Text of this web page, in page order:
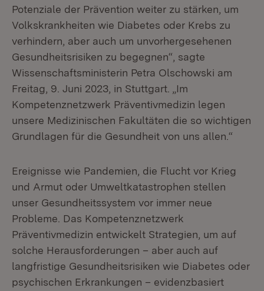
Potenziale der Prävention weiter zu stärken, um
Volkskrankheiten wie Diabetes oder Krebs zu
verhindern, aber auch um unvorhergesehenen
Gesundheitsrisiken zu begegnen“, sagte
Wissenschaftsministerin Petra Olschowski am
Freitag, 9. Juni 2023, in Stuttgart. „Im
Kompetenznetzwerk Präventivmedizin legen
unsere Medizinischen Fakultäten die so wichtigen
Grundlagen für die Gesundheit von uns allen.“
Ereignisse wie Pandemien, die Flucht vor Krieg
und Armut oder Umweltkatastrophen stellen
unser Gesundheitssystem vor immer neue
Probleme. Das Kompetenznetzwerk
Präventivmedizin entwickelt Strategien, um auf
solche Herausforderungen – aber auch auf
langfristige Gesundheitsrisiken wie Diabetes oder
psychischen Erkrankungen – evidenzbasiert